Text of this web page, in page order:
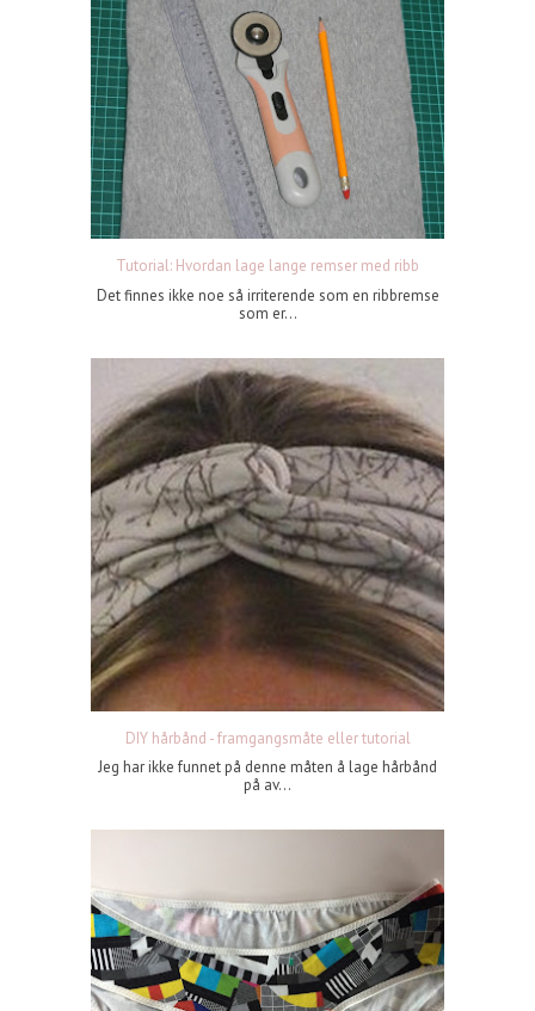
Tutorial: Hvordan lage lange remser med ribb
Det finnes ikke noe så irriterende som en ribbremse
som er...
DIY hårbånd - framgangsmåte eller tutorial
Jeg har ikke funnet på denne måten å lage hårbånd
på av...